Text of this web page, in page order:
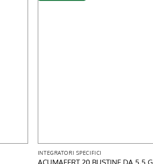
INTEGRATORI SPECIFICI